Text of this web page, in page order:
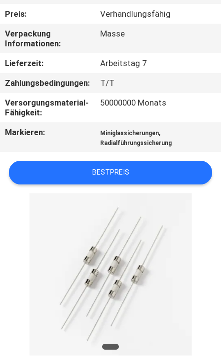
FABRIK-
AUSFLUG
QUALITÄTSKONTROLLE
TRETEN
SIE
VERBINDUNG
Preis:
Verhandlungsfähig
Verpackung
Informationen:
Masse
Lieferzeit:
Arbeitstag 7
Zahlungsbedingungen:
T/T
Versorgungsmaterial-
Fähigkeit:
50000000 Monats
Markieren: Miniglassicherungen,
Radialführungssicherung
BESTPREIS